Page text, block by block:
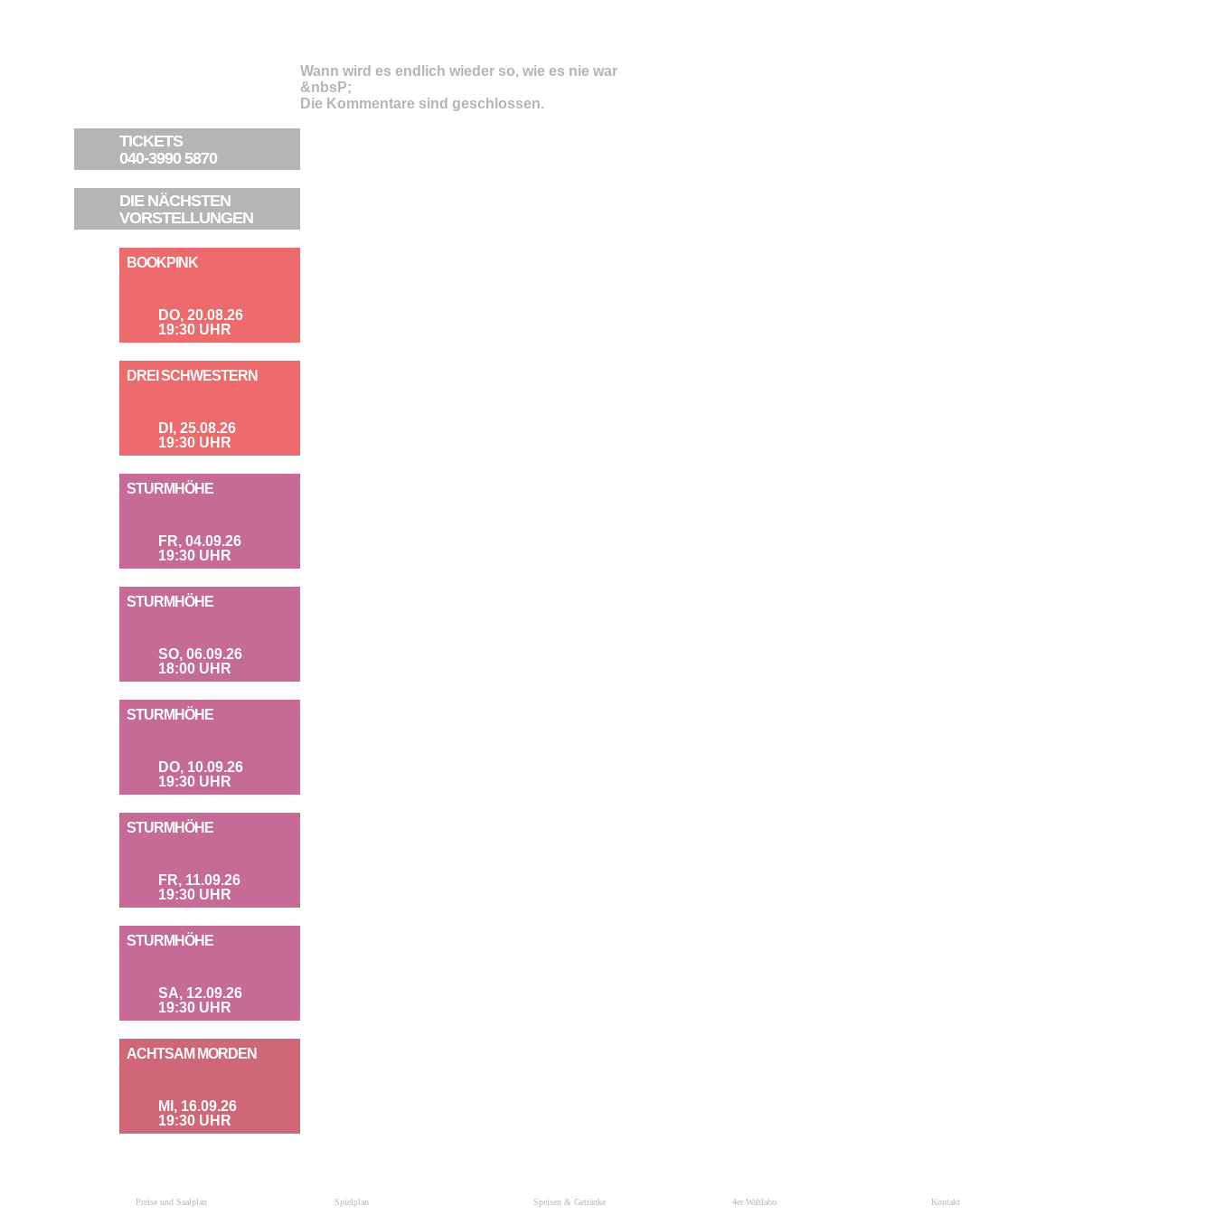
TICKETS
040-3990 5870
DIE NÄCHSTEN
VORSTELLUNGEN
BOOKPINK
DO, 20.08.26
19:30 UHR
DREI SCHWESTERN
DI, 25.08.26
19:30 UHR
STURMHÖHE
FR, 04.09.26
19:30 UHR
STURMHÖHE
SO, 06.09.26
18:00 UHR
STURMHÖHE
DO, 10.09.26
19:30 UHR
STURMHÖHE
FR, 11.09.26
19:30 UHR
STURMHÖHE
SA, 12.09.26
19:30 UHR
ACHTSAM MORDEN
MI, 16.09.26
19:30 UHR
Wann wird es endlich wieder so, wie es nie war
&nbsP;
Die Kommentare sind geschlossen.
Preise und Saalplan Spielplan Speisen & Getränke 4er Wahlabo Kontakt